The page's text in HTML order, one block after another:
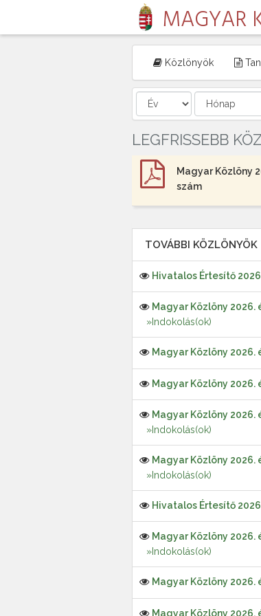
MAGYAR
Közlönyök
LEGFRISSEBB
Magyar Közlöny
szám
TOVÁBBI KÖZLÖNYÖK
Hivatalos Értesítő
Magyar Közlöny 2026.
»Indokolás(ok)
Magyar Közlöny 2026.
Magyar Közlöny 2026.
Magyar Közlöny 2026.
»Indokolás(ok)
Magyar Közlöny 2026.
»Indokolás(ok)
Hivatalos Értesítő
Magyar Közlöny 2026.
»Indokolás(ok)
Magyar Közlöny 2026.
Magyar Közlöny 2026.